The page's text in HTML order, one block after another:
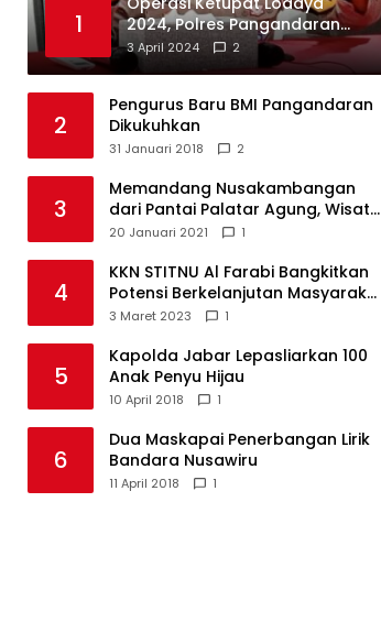
1
2024, Polres Pangandaran
Dirikan 12 Pos Pengamanan
3 April 2024 2
2
Pengurus Baru BMI Pangandaran
Dikukuhkan
31 Januari 2018 2
3
Memandang Nusakambangan
dari Pantai Palatar Agung, Wisata
Alternatif Masa Pandemi
20 Januari 2021 1
4
KKN STITNU Al Farabi Bangkitkan
Potensi Berkelanjutan Masyarakat
Kecamatan Langkaplancar
3 Maret 2023 1
5
Kapolda Jabar Lepasliarkan 100
Anak Penyu Hijau
10 April 2018 1
6
Dua Maskapai Penerbangan Lirik
Bandara Nusawiru
11 April 2018 1